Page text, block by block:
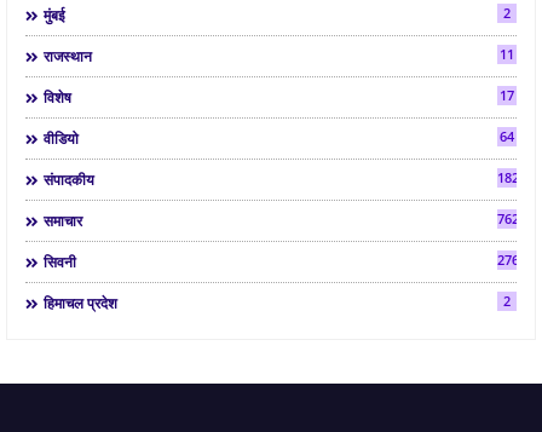
मुंबई 2
राजस्थान 11
विशेष 17
वीडियो 64
संपादकीय 182
समाचार 7624
सिवनी 2763
हिमाचल प्रदेश 2